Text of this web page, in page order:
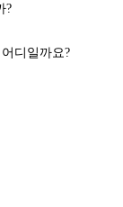
?
디일까요?